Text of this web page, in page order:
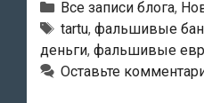
50-
Рубрики
Все записи блога,
Тэги
tartu, фальшивые
деньги, фальшивые
Оставьте